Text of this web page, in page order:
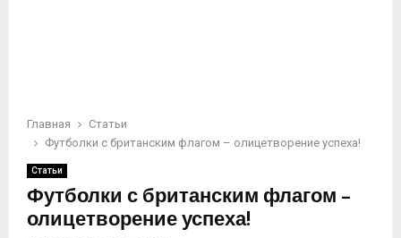
Главная
Статьи
Футболки с британским флагом – олицетворение успеха!
Статьи
Футболки с британским флагом –
олицетворение успеха!